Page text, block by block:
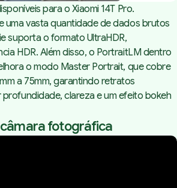
para o Xiaomi 14T Pro.
uma vasta quantidade de dados brutos
suporta o formato UltraHDR,
HDR. Além disso, o PortraitLM dentro
o modo Master Portrait, que cobre
a 75mm, garantindo retratos
clareza e um efeito bokeh
fotográfica